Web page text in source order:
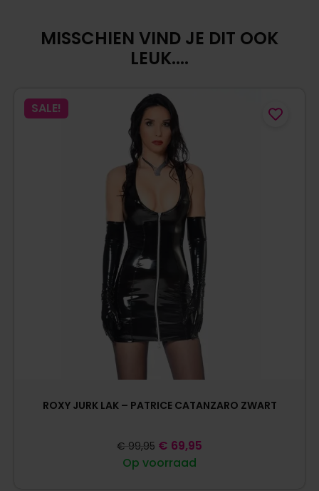
MISSCHIEN VIND JE DIT OOK
LEUK....
SALE!
ROXY JURK LAK – PATRICE CATANZARO ZWART
Op voorraad
€ 99,95 € 69,95